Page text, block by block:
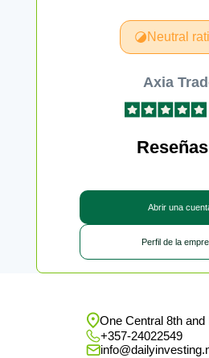
Neutral
Axia
Abrir una
Perfil de la
One Central 8th and
+357-24022549